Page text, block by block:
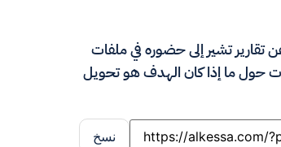
تشير إلى حضوره في ملفات
حول ما إذا كان الهدف هو تحويل
نسخ